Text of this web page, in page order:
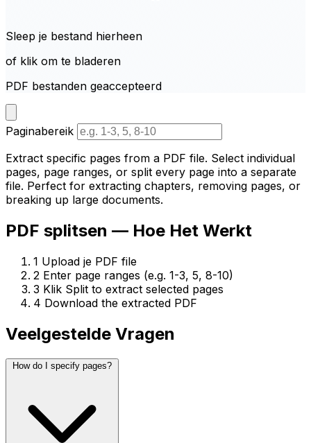
Sleep je bestand hierheen
of klik om te bladeren
PDF bestanden geaccepteerd
Paginabereik
Extract specific pages from a PDF file. Select individual
pages, page ranges, or split every page into a separate
file. Perfect for extracting chapters, removing pages, or
breaking up large documents.
PDF splitsen — Hoe Het Werkt
1 Upload je PDF file
2 Enter page ranges (e.g. 1-3, 5, 8-10)
3 Klik Split to extract selected pages
4 Download the extracted PDF
Veelgestelde Vragen
How do I specify pages?